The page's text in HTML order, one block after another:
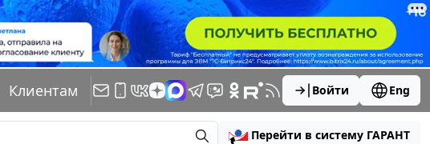
Клиентам Войти Eng
Перейти в систему ГАРАНТ